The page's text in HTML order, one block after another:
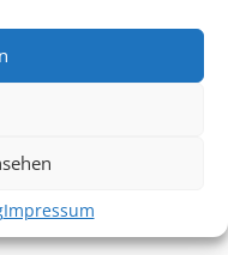
Impressum
der Vorrat reicht!